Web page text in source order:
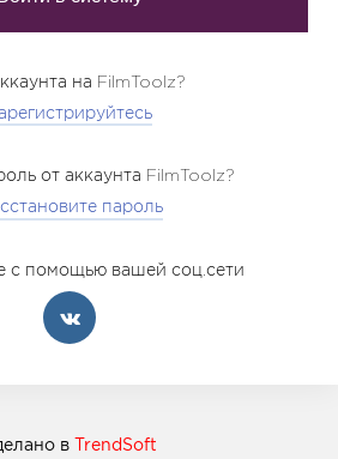
на FilmToolz?
от аккаунта FilmToolz?
пароль
с помощью вашей соц.сети
в TrendSoft